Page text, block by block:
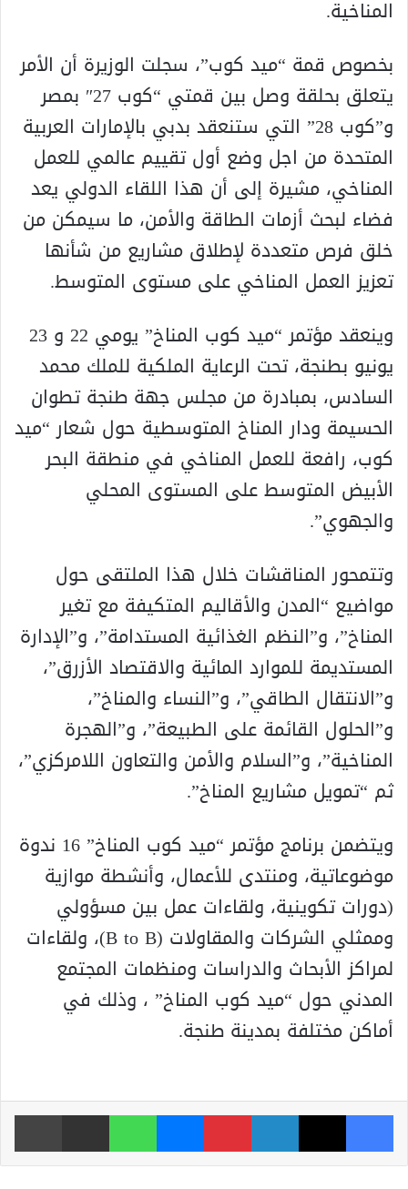
المناخية.
بخصوص قمة “ميد كوب”، سجلت الوزيرة أن الأمر
يتعلق بحلقة وصل بين قمتي “كوب 27″ بمصر
و”كوب 28” التي ستنعقد بدبي بالإمارات العربية
المتحدة من اجل وضع أول تقييم عالمي للعمل
المناخي، مشيرة إلى أن هذا اللقاء الدولي يعد
فضاء لبحث أزمات الطاقة والأمن، ما سيمكن من
خلق فرص متعددة لإطلاق مشاريع من شأنها
تعزيز العمل المناخي على مستوى المتوسط.
وينعقد مؤتمر “ميد كوب المناخ” يومي 22 و 23
يونيو بطنجة، تحت الرعاية الملكية للملك محمد
السادس، بمبادرة من مجلس جهة طنجة تطوان
الحسيمة ودار المناخ المتوسطية حول شعار “ميد
كوب، رافعة للعمل المناخي في منطقة البحر
الأبيض المتوسط على المستوى المحلي
والجهوي”.
وتتمحور المناقشات خلال هذا الملتقى حول
مواضيع “المدن والأقاليم المتكيفة مع تغير
المناخ”، و”النظم الغذائية المستدامة”، و”الإدارة
المستديمة للموارد المائية والاقتصاد الأزرق”،
و”الانتقال الطاقي”، و”النساء والمناخ”،
و”الحلول القائمة على الطبيعة”، و”الهجرة
المناخية”، و”السلام والأمن والتعاون اللامركزي”،
ثم “تمويل مشاريع المناخ”.
ويتضمن برنامج مؤتمر “ميد كوب المناخ” 16 ندوة
موضوعاتية، ومنتدى للأعمال، وأنشطة موازية
(دورات تكوينية، ولقاءات عمل بين مسؤولي
وممثلي الشركات والمقاولات (B to B)، ولقاءات
لمراكز الأبحاث والدراسات ومنظمات المجتمع
المدني حول “ميد كوب المناخ” ، وذلك في
أماكن مختلفة بمدينة طنجة.
فيسبوك ‫X لينكدإن بينتيريست ماسنجر واتساب مشاركة عبر البريد